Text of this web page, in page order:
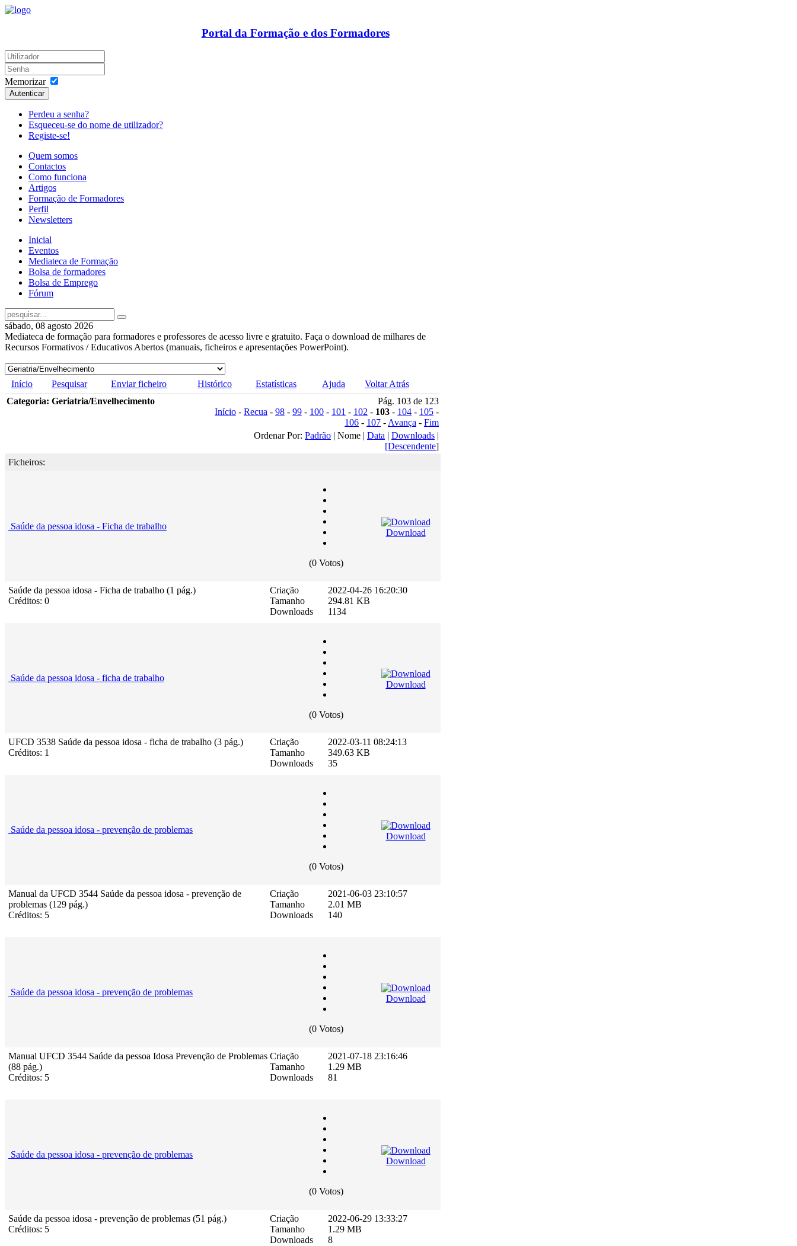
Portal da Formação e dos Formadores
Memorizar
Autenticar
Perdeu a senha?
Esqueceu-se do nome de utilizador?
Registe-se!
Quem somos
Contactos
Como funciona
Artigos
Formação de Formadores
Perfil
Newsletters
Inicial
Eventos
Mediateca de Formação
Bolsa de formadores
Bolsa de Emprego
Fórum
sábado, 08 agosto 2026
Mediateca de formação para formadores e professores de acesso livre e gratuito. Faça o download de milhares de
Recursos Formativos / Educativos Abertos (manuais, ficheiros e apresentações PowerPoint).
Início Pesquisar Enviar ficheiro Histórico Estatísticas Ajuda
Voltar Atrás
Categoria: Geriatria/Envelhecimento
Pág. 103 de 123
Início - Recua - 98 - 99 - 100 - 101 - 102 - 103 - 104 - 105 -
106 - 107 -Avança - Fim
Ordenar Por: Padrão | Nome | Data | Downloads |
[Descendente]
Ficheiros:
Saúde da pessoa idosa - Ficha de trabalho
(0 Votos)
Download
Saúde da pessoa idosa - Ficha de trabalho (1 pág.)
Créditos: 0
Criação
Tamanho
Downloads
2022-04-26 16:20:30
294.81 KB
1134
Saúde da pessoa idosa - ficha de trabalho
(0 Votos)
Download
UFCD 3538 Saúde da pessoa idosa - ficha de trabalho (3 pág.)
Créditos: 1
Criação
Tamanho
Downloads
2022-03-11 08:24:13
349.63 KB
35
Saúde da pessoa idosa - prevenção de problemas
(0 Votos)
Download
Manual da UFCD 3544 Saúde da pessoa idosa - prevenção de
problemas (129 pág.)
Créditos: 5
Criação
Tamanho
Downloads
2021-06-03 23:10:57
2.01 MB
140
Saúde da pessoa idosa - prevenção de problemas
(0 Votos)
Download
Manual UFCD 3544 Saúde da pessoa Idosa Prevenção de Problemas
(88 pág.)
Créditos: 5
Criação
Tamanho
Downloads
2021-07-18 23:16:46
1.29 MB
81
Saúde da pessoa idosa - prevenção de problemas
(0 Votos)
Download
Saúde da pessoa idosa - prevenção de problemas (51 pág.)
Créditos: 5
Criação
Tamanho
Downloads
2022-06-29 13:33:27
1.29 MB
8